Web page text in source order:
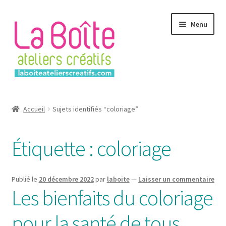
la
navigation
contenu
Menu
Login
Password Reset
Register
Accueil Sujets identifiés “coloriage”
Étiquette : coloriage
Publié le 20 décembre 2022par laboite— Laisser un commentaire
Les bienfaits du coloriage